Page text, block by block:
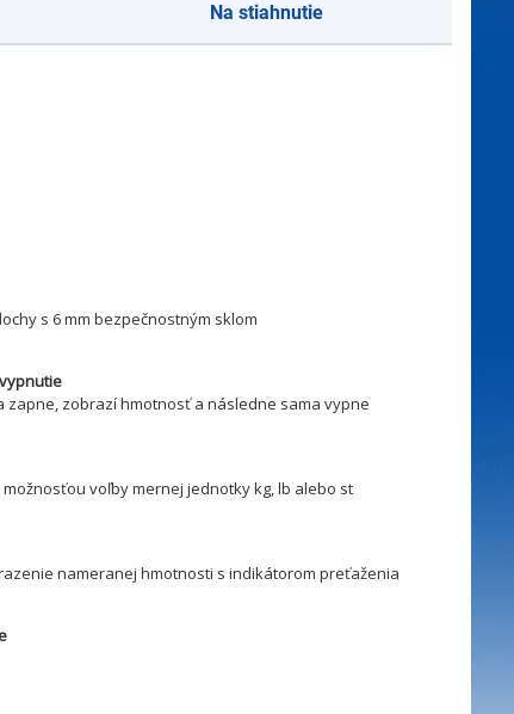
Na stiahnutie
s 6 mm bezpečnostným sklom
zapne, zobrazí hmotnosť a následne sama vypne
voľby mernej jednotky kg, lb alebo st
nameranej hmotnosti s indikátorom preťaženia